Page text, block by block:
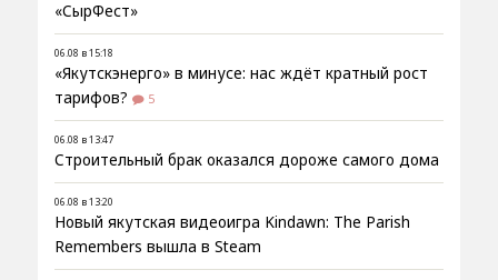
«СырФест»
06.08 в 15:18
«Якутскэнерго» в минусе: нас ждёт кратный рост
тарифов?
5
06.08 в 13:47
Строительный брак оказался дороже самого дома
06.08 в 13:20
Новый якутская видеоигра Kindawn: The Parish
Remembers вышла в Steam